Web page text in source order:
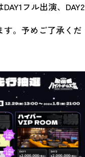
フル出演、DAY2
。予めご了承くだ